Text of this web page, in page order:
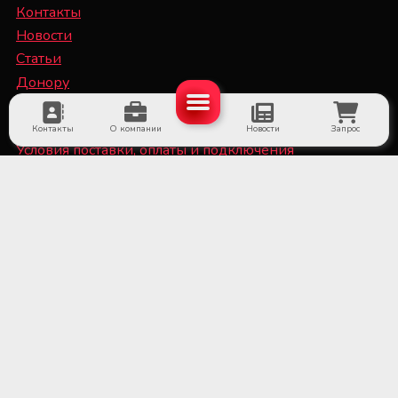
Контакты О компании Новости Запрос
Контакты
Новости
Статьи
Донору
Специалисту
Условия поставки, оплаты и подключения